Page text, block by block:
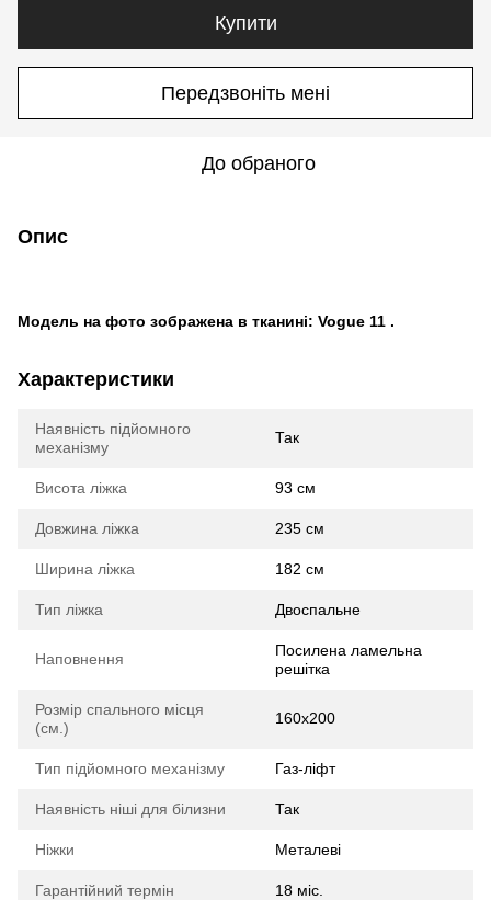
Купити
Передзвоніть мені
До обраного
Опис
Модель на фото зображена в тканині: Vogue 11 .
Характеристики
Наявність підйомного
механізму
Так
Висота ліжка 93 см
Довжина ліжка 235 см
Ширина ліжка 182 см
Тип ліжка Двоспальне
Наповнення
Посилена ламельна
решітка
Розмір спального місця
(см.)
160х200
Тип підйомного механізму Газ-ліфт
Наявність ніші для білизни Так
Ніжки Металеві
Гарантійний термін 18 міс.